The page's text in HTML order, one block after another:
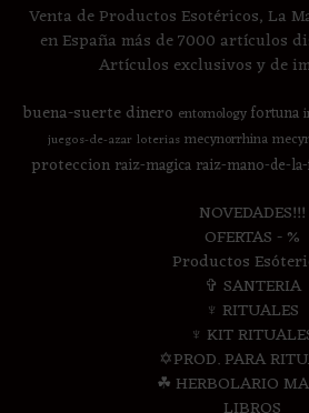
Venta de Productos Esotéricos, La
en España más de 7000 artículos
Artículos exclusivos y de
buena-suertedinero entomologyfortuna
juegos-de-azar loterias mecynorrhina
proteccion raiz-magica raiz-mano-de-
NOVEDADES!!!
OFERTAS - %
Productos
✞ SANTERIA
♆ RITUALES
♆ KIT
✡PROD. PARA
☘ HERBOLARIO